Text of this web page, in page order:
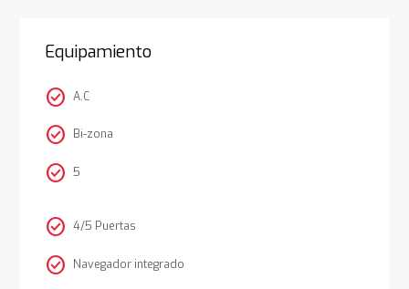
Equipamiento
check_circle A.C
check_circle Bi-zona
check_circle 5
check_circle 4/5 Puertas
check_circle Navegador integrado